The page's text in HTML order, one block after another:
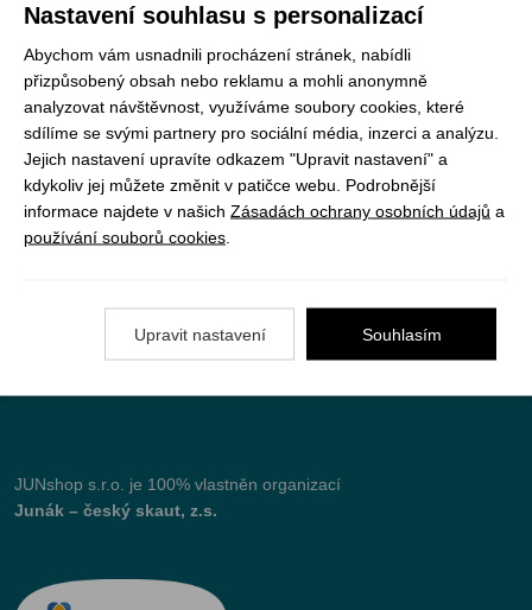
nic neunikne
ODEBÍRAT
Vše o nákupu
Nejčastější dotazy (FAQ)
JUNshop s.r.o.
je 100% vlastněn organizací
Junák – český skaut, z.s.
Nastavení souhlasu s personalizací
Abychom vám usnadnili procházení stránek, nabídli
přizpůsobený obsah nebo reklamu a mohli anonymně
analyzovat návštěvnost, využíváme soubory cookies, které
sdílíme se svými partnery pro sociální média, inzerci a analýzu.
Jejich nastavení upravíte odkazem "Upravit nastavení" a
kdykoliv jej můžete změnit v patičce webu. Podrobnější
informace najdete v našich Zásadách ochrany osobních údajů a
používání souborů cookies
Upravit nastavení Souhlasím